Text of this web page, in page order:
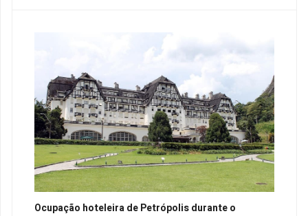
Ocupação hoteleira de Petrópolis durante o